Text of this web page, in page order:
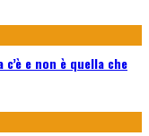
e non è quella che